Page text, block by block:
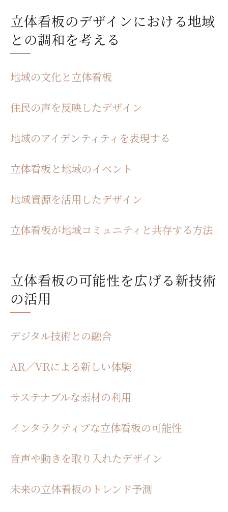
立体看板のデザインにおける地域
との調和を考える
地域の文化と立体看板
住民の声を反映したデザイン
地域のアイデンティティを表現する
立体看板と地域のイベント
地域資源を活用したデザイン
立体看板が地域コミュニティと共存する方法
立体看板の可能性を広げる新技術
の活用
デジタル技術との融合
AR／VRによる新しい体験
サステナブルな素材の利用
インタラクティブな立体看板の可能性
音声や動きを取り入れたデザイン
未来の立体看板のトレンド予測